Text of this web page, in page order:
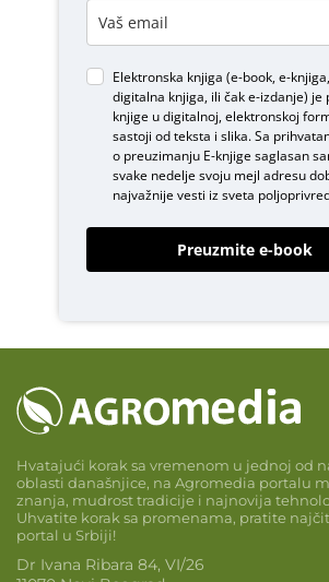
Elektronska knjiga (e-book, e-
digitalna knjiga, ili čak e-izdanje) je
knjige u digitalnoj, elektronskoj
sastoji od teksta i slika. Sa
o preuzimanju E-knjigesaglasan
svake nedelje svoju mejl adresu
najvažnije vesti iz sveta
Preuzmite e-book
Hvatajući korak sa vremenom u jednoj od
oblasti današnjice, na Agromedia portalu
znanja, mudrost tradicije i najnovija
Uhvatite korak sa promenama, pratite
portal u Srbiji!
Dr Ivana Ribara 84, VI/26